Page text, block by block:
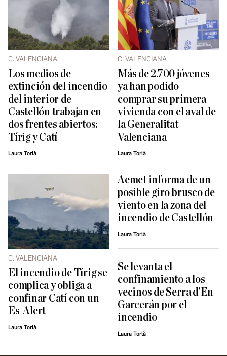
C. VALENCIANA
Los medios de
extinción del incendio
del interior de
Castellón trabajan en
dos frentes abiertos:
Tírig y Catí
Laura Torlà
C. VALENCIANA
Más de 2.700 jóvenes
ya han podido
comprar su primera
vivienda con el aval de
la Generalitat
Valenciana
Laura Torlà
C. VALENCIANA
El incendio de Tírig se
complica y obliga a
confinar Catí con un
Es-Alert
Laura Torlà
Aemet informa de un
posible giro brusco de
viento en la zona del
incendio de Castellón
Laura Torlà
Se levanta el
confinamiento a los
vecinos de Serra d'En
Garcerán por el
incendio
Laura Torlà